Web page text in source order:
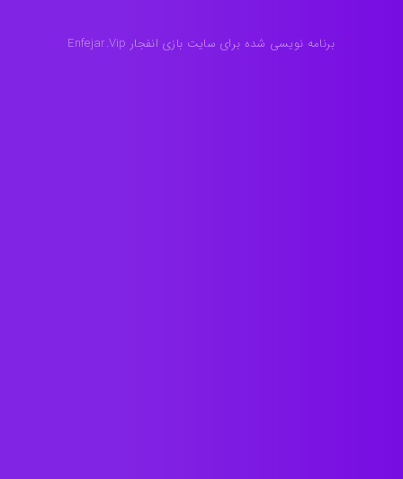
برنامه نویسی شده برای سایت بازی انفجار Enfejar.Vip